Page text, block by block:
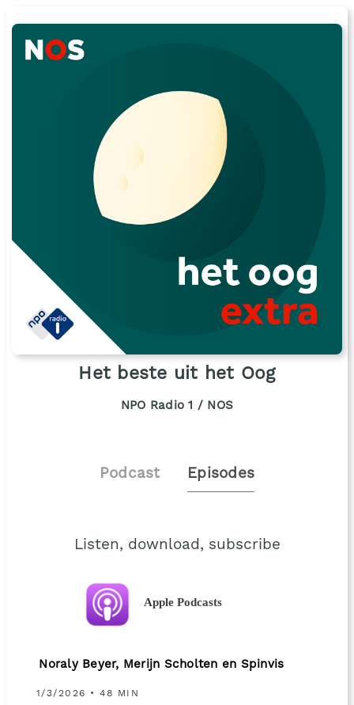
Het beste uit het Oog
NPO Radio 1 / NOS
Podcast Episodes
Listen, download, subscribe
Apple Podcasts
Noraly Beyer, Merijn Scholten en Spinvis
1/3/2026 • 48 MIN